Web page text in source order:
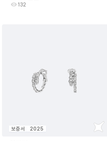
132
보증서 2025